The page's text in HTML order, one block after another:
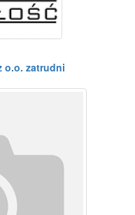
o.o. zatrudni